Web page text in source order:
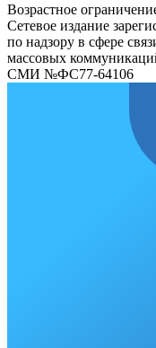
Возрастное
Сетевое издание
по надзору в сфере
массовых
СМИ №ФС77-64106